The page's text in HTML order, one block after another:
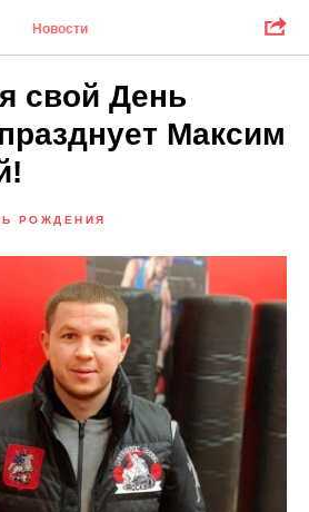
Новости
свой День
Максим
РОЖДЕНИЯ